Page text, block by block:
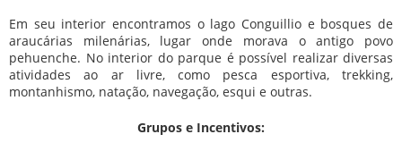
Em seu interior encontramos o lago Conguillio e bosques de
araucárias milenárias, lugar onde morava o antigo povo
pehuenche. No interior do parque é possível realizar diversas
atividades ao ar livre, como pesca esportiva, trekking,
montanhismo, natação, navegação, esqui e outras.
Grupos e Incentivos: